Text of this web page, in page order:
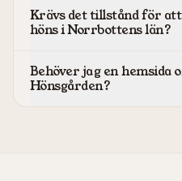
Krävs det tillstånd för
höns i Norrbottens län?
Behöver jag en hemsida
Hönsgården?